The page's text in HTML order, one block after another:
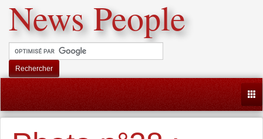
News People
Rechercher